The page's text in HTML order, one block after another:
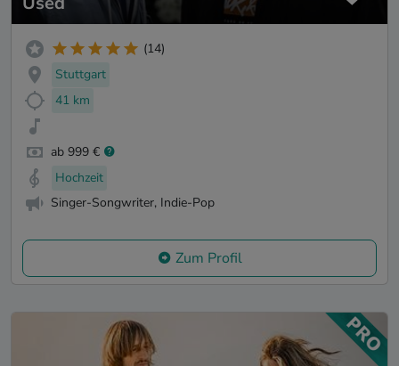
(14)
Stuttgart
41 km
ab 999 €
Hochzeit
Singer-Songwriter, Indie-Pop
Zum Profil